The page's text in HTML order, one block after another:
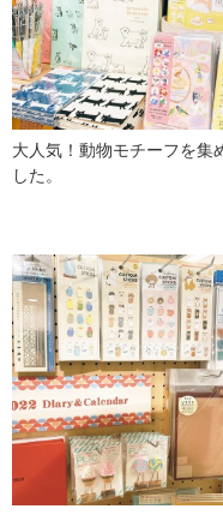
大人気！動物モチーフを集
した。